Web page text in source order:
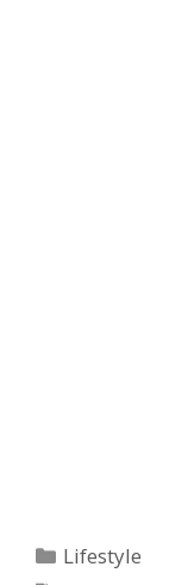
Categories
Lifestyle